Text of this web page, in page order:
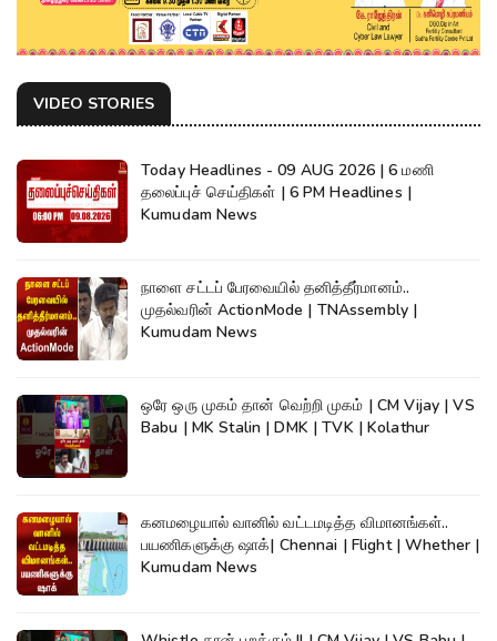
VIDEO STORIES
Today Headlines - 09 AUG 2026 | 6 மணி
தலைப்புச் செய்திகள் | 6 PM Headlines |
Kumudam News
நாளை சட்டப் பேரவையில் தனித்தீர்மானம்..
முதல்வரின் ActionMode | TNAssembly |
Kumudam News
ஒரே ஒரு முகம் தான் வெற்றி முகம் | CM Vijay | VS
Babu | MK Stalin | DMK | TVK | Kolathur
கனமழையால் வானில் வட்டமடித்த விமானங்கள்..
பயணிகளுக்கு ஷாக்| Chennai | Flight | Whether |
Kumudam News